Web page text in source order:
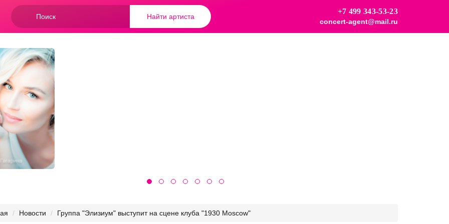
Форма
поиска
Найти артиста
+7 499 343-53-23
concert-agent@mail.ru
Новости Группа "Элизиум" выступит на сцене клуба "1930 Moscow"